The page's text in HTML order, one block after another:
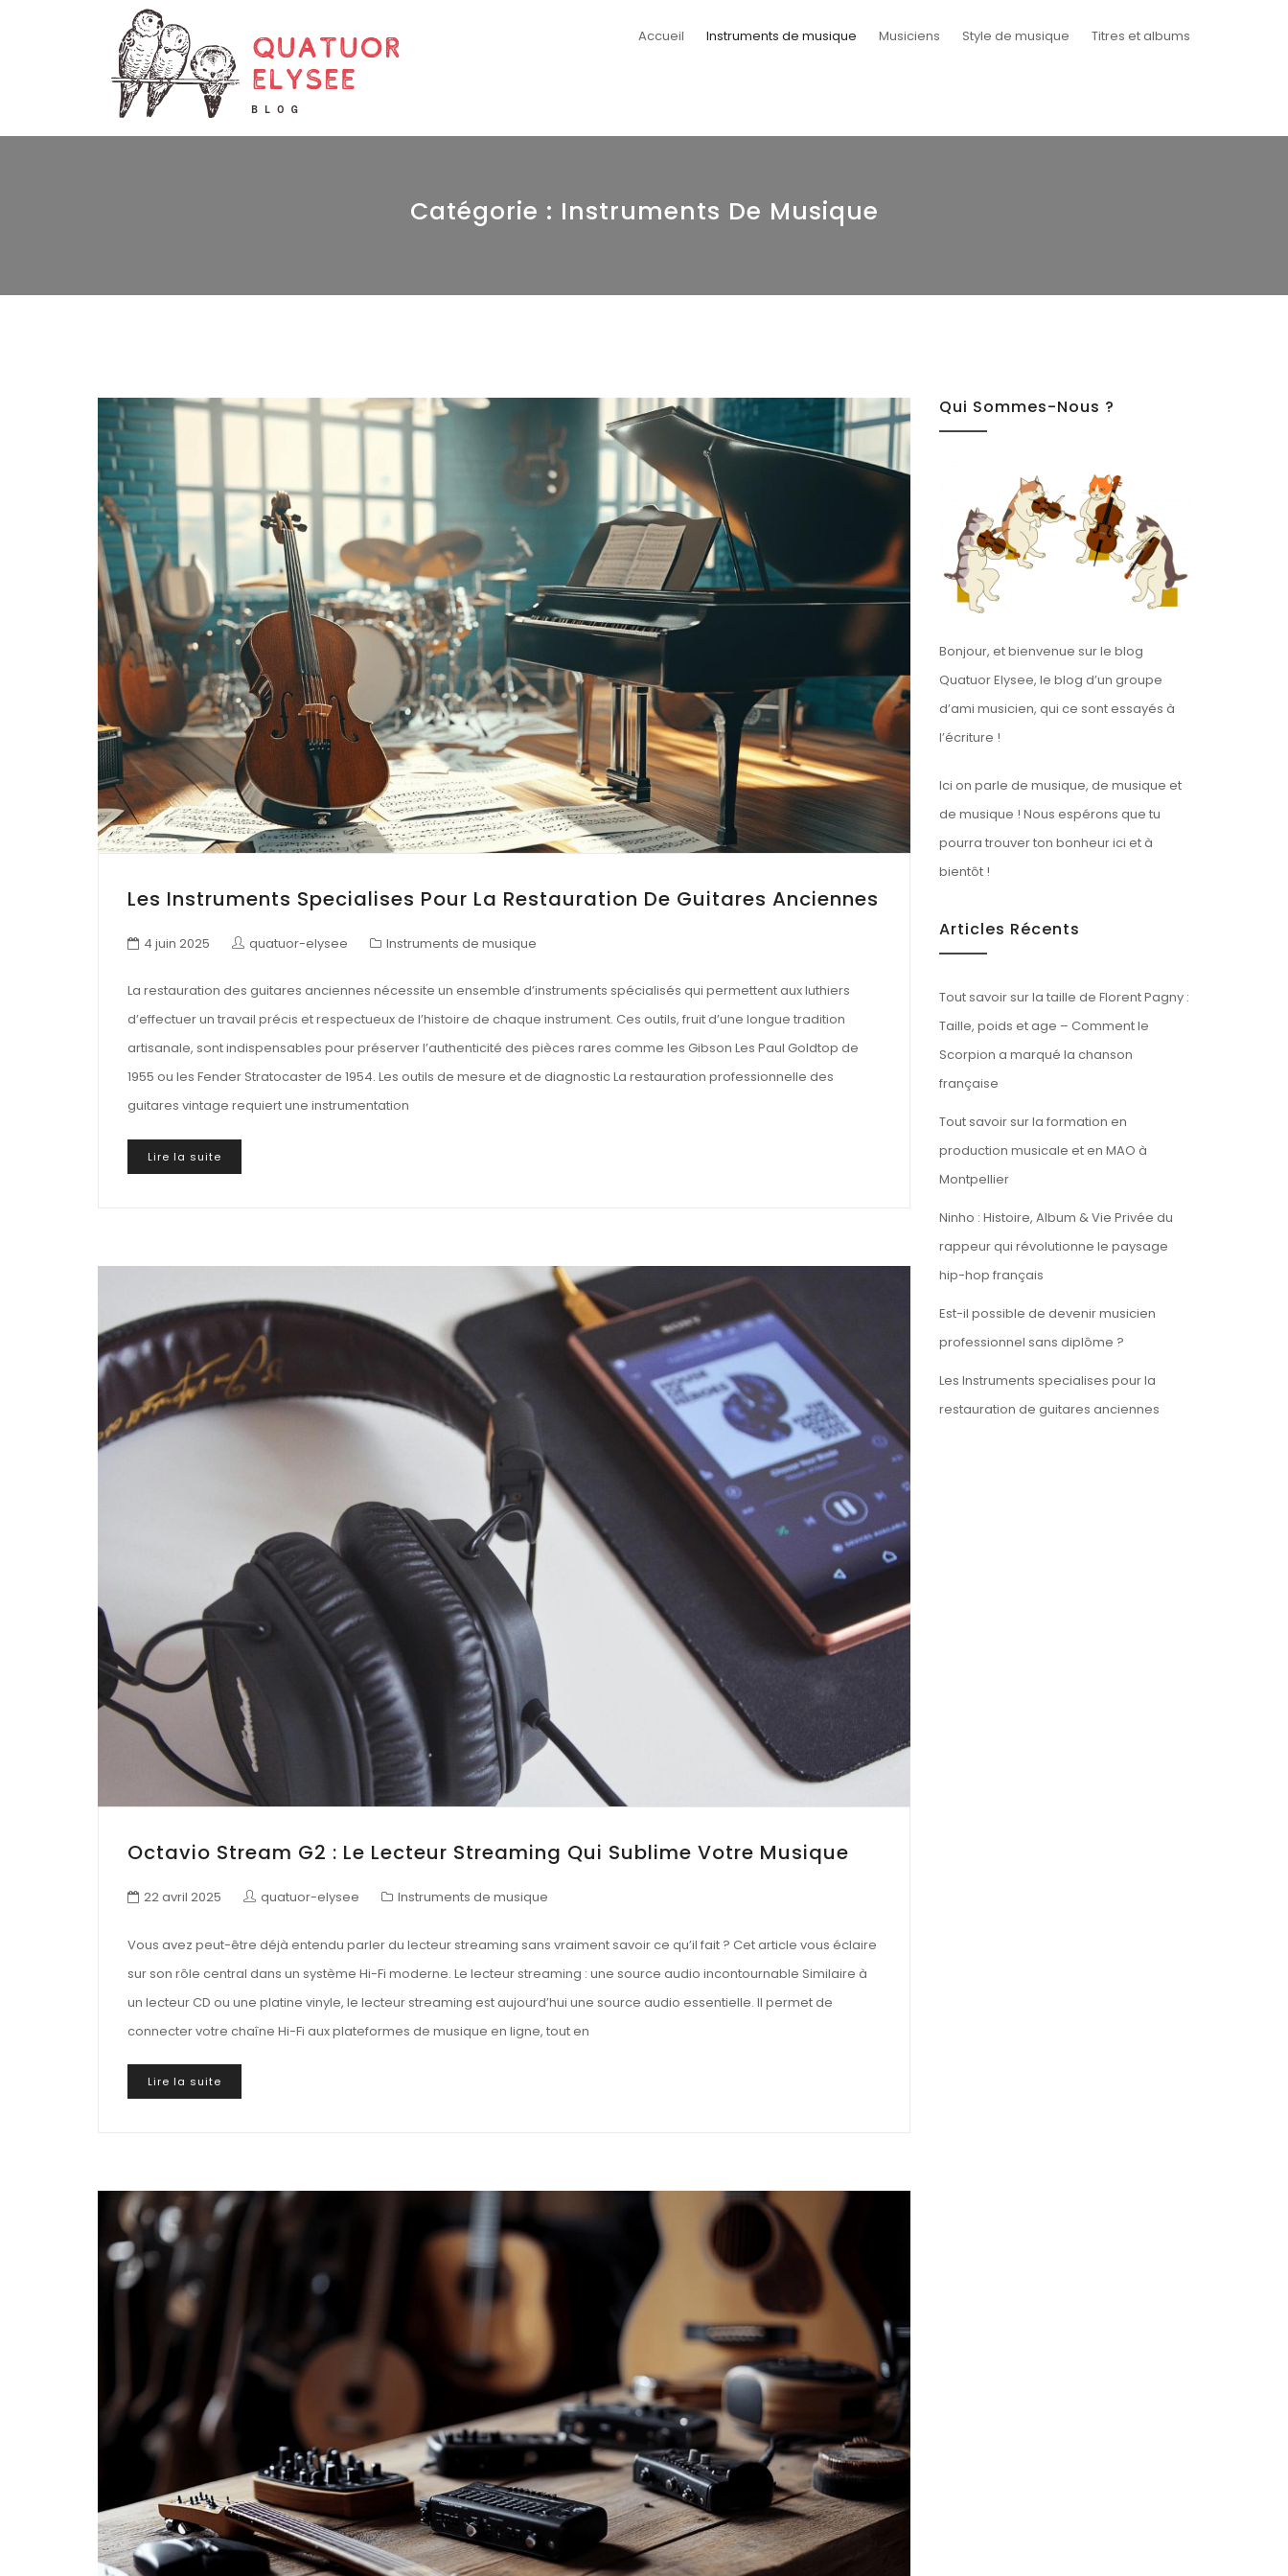
Accueil Instruments de musique Musiciens Style de musique Titres et albums
Catégorie : Instruments De Musique
Les Instruments Specialises Pour La Restauration De Guitares Anciennes
4 juin 2025 quatuor-elysee Instruments de musique
La restauration des guitares anciennes nécessite un ensemble d’instruments spécialisés qui permettent aux luthiers
d’effectuer un travail précis et respectueux de l’histoire de chaque instrument. Ces outils, fruit d’une longue tradition
artisanale, sont indispensables pour préserver l’authenticité des pièces rares comme les Gibson Les Paul Goldtop de
1955 ou les Fender Stratocaster de 1954. Les outils de mesure et de diagnostic La restauration professionnelle des
guitares vintage requiert une instrumentation
Lire la suite
Octavio Stream G2 : Le Lecteur Streaming Qui Sublime Votre Musique
22 avril 2025 quatuor-elysee Instruments de musique
Vous avez peut-être déjà entendu parler du lecteur streaming sans vraiment savoir ce qu’il fait ? Cet article vous éclaire
sur son rôle central dans un système Hi-Fi moderne. Le lecteur streaming : une source audio incontournable Similaire à
un lecteur CD ou une platine vinyle, le lecteur streaming est aujourd’hui une source audio essentielle. Il permet de
connecter votre chaîne Hi-Fi aux plateformes de musique en ligne, tout en
Lire la suite
Qui Sommes-Nous ?
Bonjour, et bienvenue sur le blog
Quatuor Elysee, le blog d’un groupe
d’ami musicien, qui ce sont essayés à
l’écriture !
Ici on parle de musique, de musique et
de musique ! Nous espérons que tu
pourra trouver ton bonheur ici et à
bientôt !
Articles Récents
Tout savoir sur la taille de Florent Pagny :
Taille, poids et age – Comment le
Scorpion a marqué la chanson
française
Tout savoir sur la formation en
production musicale et en MAO à
Montpellier
Ninho : Histoire, Album & Vie Privée du
rappeur qui révolutionne le paysage
hip-hop français
Est-il possible de devenir musicien
professionnel sans diplôme ?
Les Instruments specialises pour la
restauration de guitares anciennes